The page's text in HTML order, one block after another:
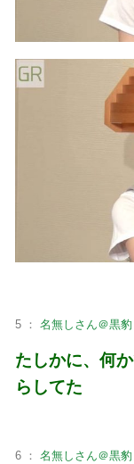
5 ： 名無しさん＠黒豹
たしかに、何
らしてた
6 ： 名無しさん＠黒豹